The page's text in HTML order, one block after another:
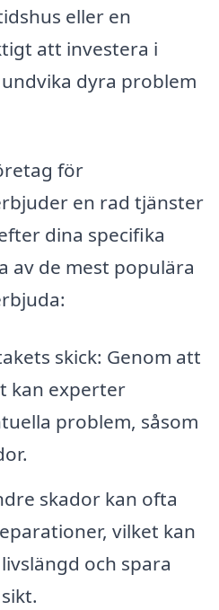
eller en
att investera i
dyra problem
för
en rad tjänster
dina specifika
av de mest populära
skick: Genom att
kan experter
problem, såsom
skador kan ofta
vilket kan
och spara